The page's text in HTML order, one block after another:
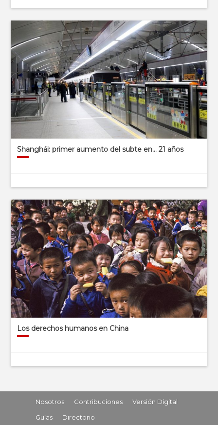
Shanghái: primer aumento del subte en… 21 años
Los derechos humanos en China
Nosotros Contribuciones
Versión Digital
Guías
Directorio